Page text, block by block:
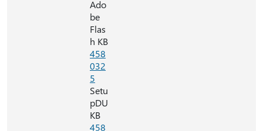
Ado
be
Flas
h KB
458
032
5
Setu
pDU
KB
458